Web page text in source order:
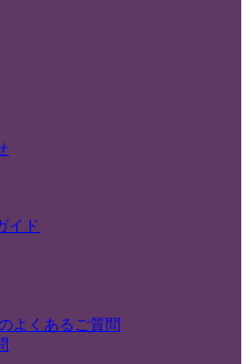
イド
よくあるご質問